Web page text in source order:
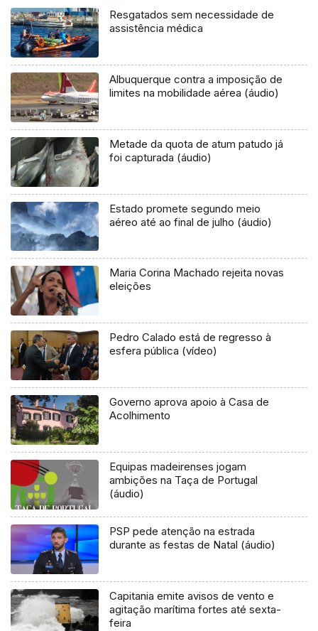
Resgatados sem necessidade de
assistência médica
Albuquerque contra a imposição de
limites na mobilidade aérea (áudio)
Metade da quota de atum patudo já
foi capturada (áudio)
Estado promete segundo meio
aéreo até ao final de julho (áudio)
Maria Corina Machado rejeita novas
eleições
Pedro Calado está de regresso à
esfera pública (vídeo)
Governo aprova apoio à Casa de
Acolhimento
Equipas madeirenses jogam
ambições na Taça de Portugal
(áudio)
PSP pede atenção na estrada
durante as festas de Natal (áudio)
Capitania emite avisos de vento e
agitação marítima fortes até sexta-
feira